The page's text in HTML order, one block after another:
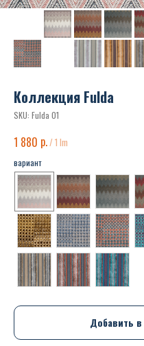
Коллекция Fulda
SKU: Fulda 01
1 880 р./1 lm
вариант
Добавить в